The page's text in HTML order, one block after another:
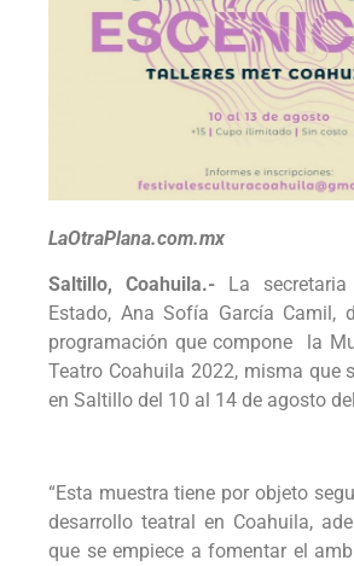
LaOtraPlana.com.mx
Saltillo, Coahuila.-La secretaria
Estado, Ana Sofía García Camil,
programación que compone la
Teatro Coahuila 2022, misma que
en Saltillo del 10 al 14 de agosto
“Esta muestra tiene por objeto
desarrollo teatral en Coahuila,
que se empiece a fomentar el